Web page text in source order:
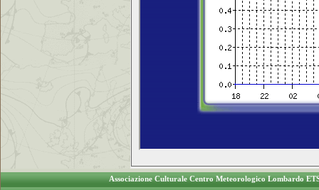
Associazione Culturale Centro Meteorologico Lombardo